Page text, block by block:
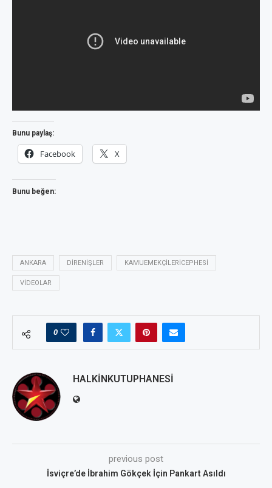
Bunu paylaş:
Facebook X
Bunu beğen:
ANKARA DIRENIŞLER KAMUEMEKÇILERICEPHESI
VIDEOLAR
0
HALKINKUTUPHANESI
previous post
İsviçre’de İbrahim Gökçek İçin Pankart Asıldı